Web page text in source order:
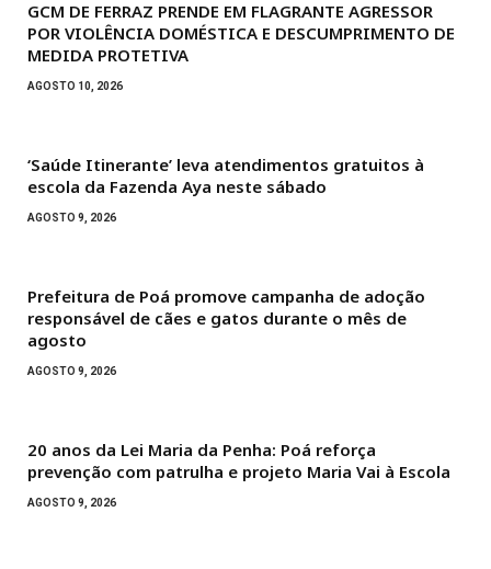
GCM DE FERRAZ PRENDE EM FLAGRANTE AGRESSOR
POR VIOLÊNCIA DOMÉSTICA E DESCUMPRIMENTO DE
MEDIDA PROTETIVA
AGOSTO 10, 2026
‘Saúde Itinerante’ leva atendimentos gratuitos à
escola da Fazenda Aya neste sábado
AGOSTO 9, 2026
Prefeitura de Poá promove campanha de adoção
responsável de cães e gatos durante o mês de
agosto
AGOSTO 9, 2026
20 anos da Lei Maria da Penha: Poá reforça
prevenção com patrulha e projeto Maria Vai à Escola
AGOSTO 9, 2026